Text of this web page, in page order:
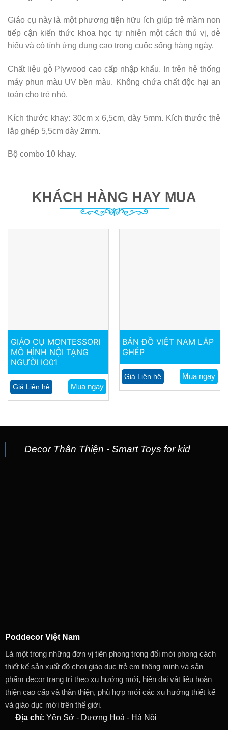
Giáo cụ này là một phương tiện hữu ích giúp trẻ mầm non
tiếp cận kiến thức khoa học tự nhiên một cách thú vị, dễ
hiểu và có tính ứng dụng cao trong cuộc sống hàng ngày.
Chất liệu gỗ Plywood cao cấp nhập khẩu. In trên hệ thống
máy phun màu UV bền màu. Không chứa chất độc hại an
toàn cho trẻ nhỏ.
Kích thước khay: 30cm x 6,5cm, dày 5mm. Kích thước thẻ
lắp ghép 5,5cm dày 2mm.
Bộ combo 10 khay.
KHÁCH HÀNG HAY MUA
GIÁO CỤ MONTESSORI
MÔ HÌNH NỘI TẠNG
NGƯỜI IO01
Giá Liên hệ Mua ngay
BẢN ĐỒ VIỆT NAM LẮP
GHÉP
Giá Liên hệ Mua ngay
Decor Thân Thiện - Smart Toys for kid
Poddecor Việt Nam
Là một trong những đơn vị tiên phong trong đổi mới phong cách
thiết kế sản xuất đồ chơi giáo dục trẻ em thông minh và sản
phẩm decor trang trí theo xu hướng mới, hiện đại vật liệu hoàn
thiện cao cấp và thân thiện, phù hợp mới các xu hướng thiết kế
và giáo dục mới trên thế giới.
Địa chỉ: Yên Sở - Dương Hoà - Hà Nội